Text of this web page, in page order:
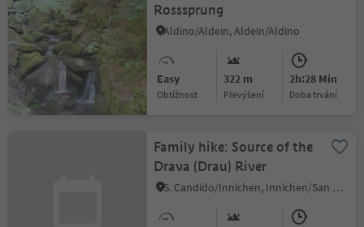
Rosssprung
Aldino/Aldein, Aldein/Aldino
Easy
Obtížnost
322 m
Převýšení
2h:28 Min
doba trvání
Family hike: Source of the
Drava (Drau) River
S. Candido/Innichen, Innichen/San Candido, Dolomites Region 3 Zinnen